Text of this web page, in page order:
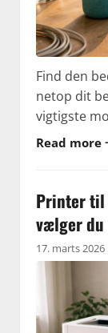
Find den
netop dit
vigtigste
Read more
Printer til
vælger
17. marts 2026